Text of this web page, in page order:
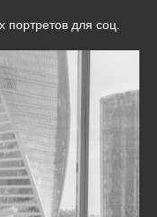
портретов для соц.